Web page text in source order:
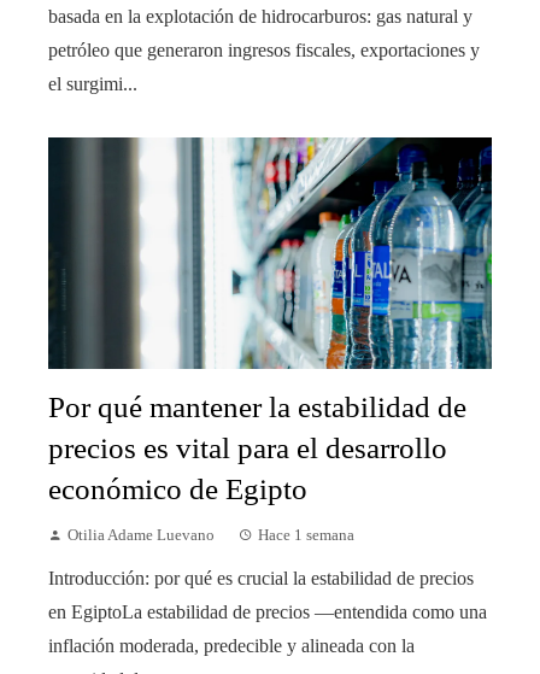
basada en la explotación de hidrocarburos: gas natural y
petróleo que generaron ingresos fiscales, exportaciones y
el surgimi...
Por qué mantener la estabilidad de
precios es vital para el desarrollo
económico de Egipto
Otilia Adame Luevano Hace 1 semana
Introducción: por qué es crucial la estabilidad de precios
en EgiptoLa estabilidad de precios —entendida como una
inflación moderada, predecible y alineada con la